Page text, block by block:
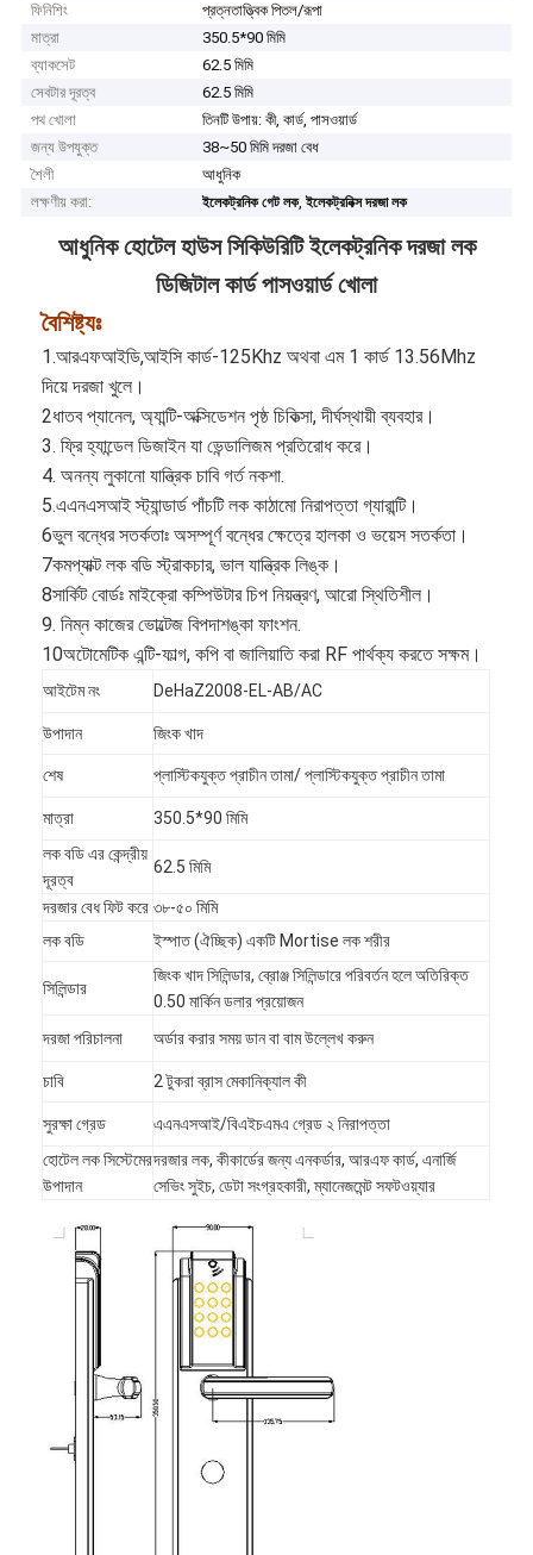
ফিনিশিং
প্রত্নতাত্ত্বিক পিতল/রূপা
মাত্রা
350.5*90 মিমি
ব্যাকসেট
62.5 মিমি
সেবটার দূরত্ব
62.5 মিমি
পথ খোলা
তিনটি উপায়: কী, কার্ড, পাসওয়ার্ড
জন্য উপযুক্ত
38~50 মিমি দরজা বেধ
শৈলী
আধুনিক
লক্ষণীয় করা:
ইলেকট্রনিক গেট লক,ইলেকট্রনিক্স দরজা লক
আধুনিক হোটেল হাউস সিকিউরিটি ইলেকট্রনিক দরজা লক
ডিজিটাল কার্ড পাসওয়ার্ড খোলা
বৈশিষ্ট্যঃ
1.আরএফআইডি,আইসি কার্ড-125Khz অথবা এম 1 কার্ড 13.56Mhz
দিয়ে দরজা খুলে।
2ধাতব প্যানেল, অ্যান্টি-অক্সিডেশন পৃষ্ঠ চিকিত্সা, দীর্ঘস্থায়ী ব্যবহার।
3. ফ্রি হ্যান্ডেল ডিজাইন যা ভেন্ডালিজম প্রতিরোধ করে।
4. অনন্য লুকানো যান্ত্রিক চাবি গর্ত নকশা.
5.এএনএসআই স্ট্যান্ডার্ড পাঁচটি লক কাঠামো নিরাপত্তা গ্যারান্টি।
6ভুল বন্ধের সতর্কতাঃ অসম্পূর্ণ বন্ধের ক্ষেত্রে হালকা ও ভয়েস সতর্কতা।
7কমপ্যাক্ট লক বডি স্ট্রাকচার, ভাল যান্ত্রিক লিঙ্ক।
8সার্কিট বোর্ডঃ মাইক্রো কম্পিউটার চিপ নিয়ন্ত্রণ, আরো স্থিতিশীল।
9. নিম্ন কাজের ভোল্টেজ বিপদাশঙ্কা ফাংশন.
10অটোমেটিক এন্টি-ফাল্গ, কপি বা জালিয়াতি করা RF পার্থক্য করতে সক্ষম।
আইটেম নং DeHaZ2008-EL-AB/AC
উপাদান জিংক খাদ
শেষ প্লাস্টিকযুক্ত প্রাচীন তামা/ প্লাস্টিকযুক্ত প্রাচীন তামা
মাত্রা
350.5*90 মিমি
লক বডি এর কেন্দ্রীয়
দূরত্ব
62.5 মিমি
দরজার বেধ ফিট করে ৩৮-৫০ মিমি
লক বডি
ইস্পাত (ঐচ্ছিক) একটি Mortise লক শরীর
সিলিন্ডার
জিংক খাদ সিলিন্ডার, ব্রোঞ্জ সিলিন্ডারে পরিবর্তন হলে অতিরিক্ত
0.50 মার্কিন ডলার প্রয়োজন
দরজা পরিচালনা
অর্ডার করার সময় ডান বা বাম উল্লেখ করুন
চাবি 2 টুকরা ব্রাস মেকানিক্যাল কী
সুরক্ষা গ্রেড
এএনএসআই/বিএইচএমএ গ্রেড ২ নিরাপত্তা
হোটেল লক সিস্টেমের
উপাদান
দরজার লক, কীকার্ডের জন্য এনকর্ডার, আরএফ কার্ড, এনার্জি
সেভিং সুইচ, ডেটা সংগ্রহকারী, ম্যানেজমেন্ট সফটওয়্যার